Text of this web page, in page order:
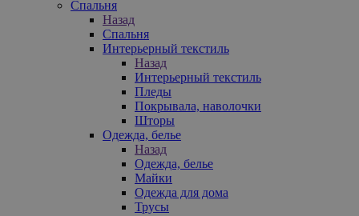
Спальня
Назад
Спальня
Интерьерный текстиль
Назад
Интерьерный текстиль
Пледы
Покрывала, наволочки
Шторы
Одежда, белье
Назад
Одежда, белье
Майки
Одежда для дома
Трусы